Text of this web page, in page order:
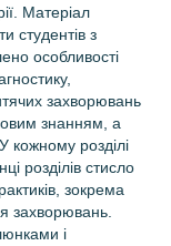
Матеріал
студентів з
особливості
захворювань
знанням, а
кожному розділі
розділів стисло
зокрема
захворювань.
і